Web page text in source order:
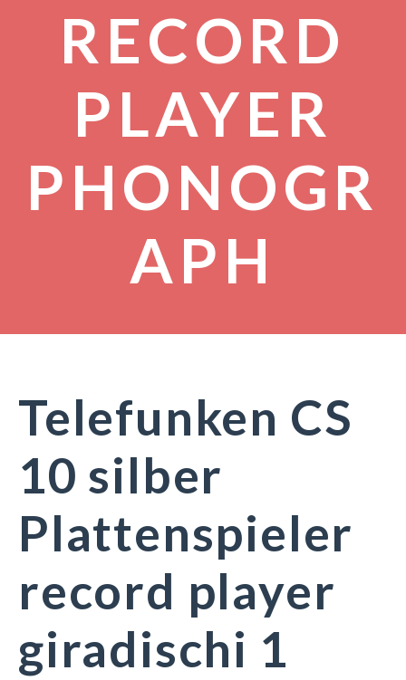
RECORD
PLAYER
PHONOGR
APH
Telefunken CS
10 silber
Plattenspieler
record player
giradischi 1